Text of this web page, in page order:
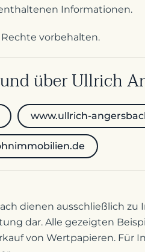
Informationen.
vorbehalten.
über Ullrich
www.ullrich-
dienen ausschließlich
dar. Alle gezeigten
von Wertpapieren.